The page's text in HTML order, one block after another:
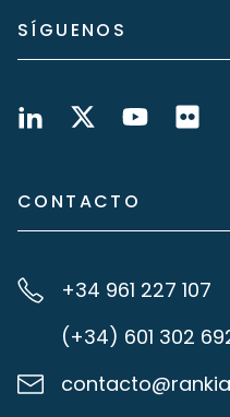
SÍGUENOS
CONTACTO
+34 961 227 107
(+34) 601 302